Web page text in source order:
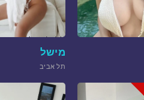
מישל
תל אביב